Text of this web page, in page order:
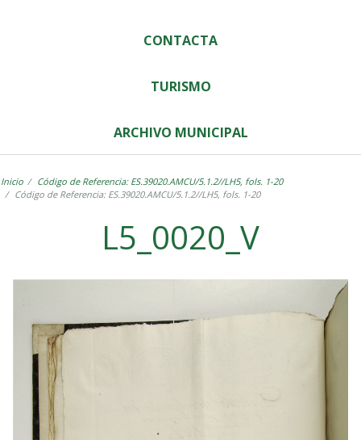
CONTACTA
TURISMO
ARCHIVO MUNICIPAL
Inicio
Código de Referencia: ES.39020.AMCU/5.1.2//LH5, fols. 1-20
Código de Referencia: ES.39020.AMCU/5.1.2//LH5, fols. 1-20
L5_0020_V